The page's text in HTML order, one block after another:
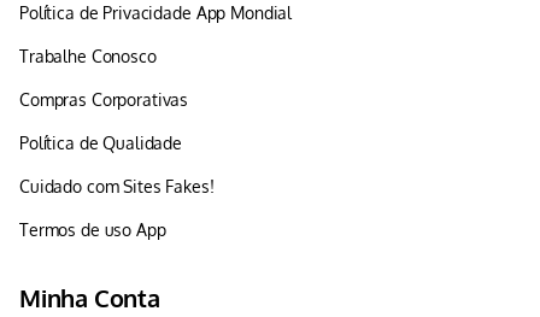
Política de Privacidade App Mondial
Trabalhe Conosco
Compras Corporativas
Política de Qualidade
Cuidado com Sites Fakes!
Termos de uso App
Minha Conta